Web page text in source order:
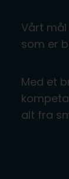
Vårt
som er
Med et
alt fra